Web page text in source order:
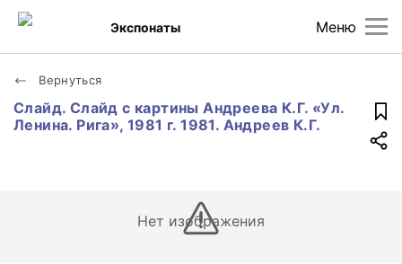
Меню
Экспонаты
Вернуться
Слайд. Слайд с картины Андреева К.Г. «Ул.
Ленина. Рига», 1981 г. 1981. Андреев К.Г.
Нет изображения